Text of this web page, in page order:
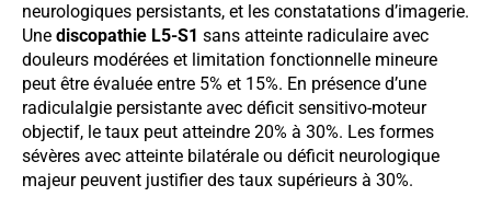
neurologiques persistants, et les constatations d’imagerie.
Une discopathie L5-S1 sans atteinte radiculaire avec
douleurs modérées et limitation fonctionnelle mineure
peut être évaluée entre 5% et 15%. En présence d’une
radiculalgie persistante avec déficit sensitivo-moteur
objectif, le taux peut atteindre 20% à 30%. Les formes
sévères avec atteinte bilatérale ou déficit neurologique
majeur peuvent justifier des taux supérieurs à 30%.